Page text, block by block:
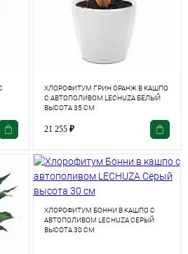
ХЛОРОФИТУМ ГРИН ОРАНЖ В КАШПО
С АВТОПОЛИВОМ LECHUZA БЕЛЫЙ
ВЫСОТА 35 СМ
21 255 ₽
ХЛОРОФИТУМ БОННИ В КАШПО С
АВТОПОЛИВОМ LECHUZA СЕРЫЙ
ВЫСОТА 30 СМ